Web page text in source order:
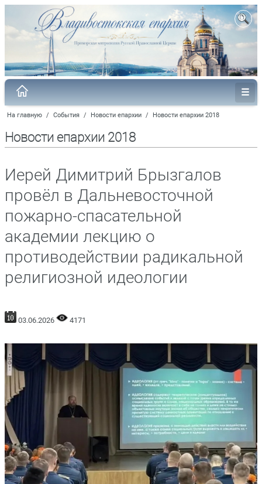
На главную / События / Новости епархии / Новости епархии 2018
Новости епархии 2018
Иерей Димитрий Брызгалов
провёл в Дальневосточной
пожарно-спасательной
академии лекцию о
противодействии радикальной
религиозной идеологии
03.06.2026 4171